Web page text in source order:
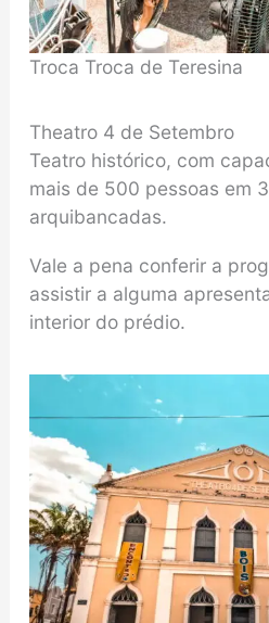
Troca Troca de Teresina
Theatro 4 de Setembro
Teatro histórico, com
mais de 500 pessoas em
arquibancadas.
Vale a pena conferir a
assistir a alguma
interior do prédio.